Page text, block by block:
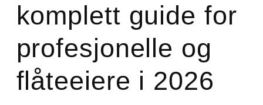
komplett guide for
profesjonelle og
flåteeiere i 2026